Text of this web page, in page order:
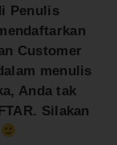
Penulis
Customer
menulis
Anda tak
Silakan